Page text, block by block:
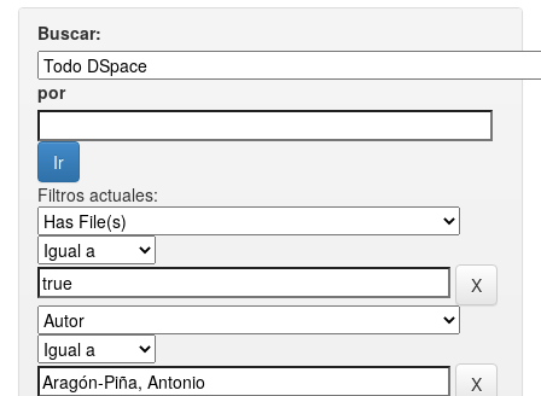
Buscar:
por
Filtros actuales: